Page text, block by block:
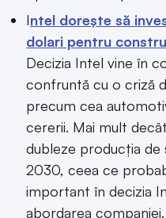
Intel dorește să
dolari pentru
Decizia Intel vine în
confruntă cu o criză
precum cea
cererii. Mai mult
dubleze producția de
2030, ceea ce
important în decizia
abordarea